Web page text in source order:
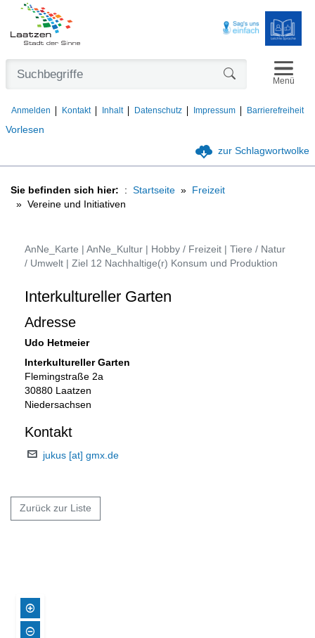
Vorlesen
Anmelden Kontakt Inhalt Datenschutz Impressum Barrierefreiheit
Menü
zur Schlagwortwolke
Sie befinden sich hier: Startseite
Freizeit
Vereine und Initiativen
AnNe_Karte | AnNe_Kultur | Hobby / Freizeit | Tiere / Natur
/ Umwelt | Ziel 12 Nachhaltige(r) Konsum und Produktion
Interkultureller Garten
Adresse
Udo Hetmeier
Interkultureller Garten
Flemingstraße 2a
30880 Laatzen
Niedersachsen
Kontakt
jukus [at] gmx.de
Zurück zur Liste